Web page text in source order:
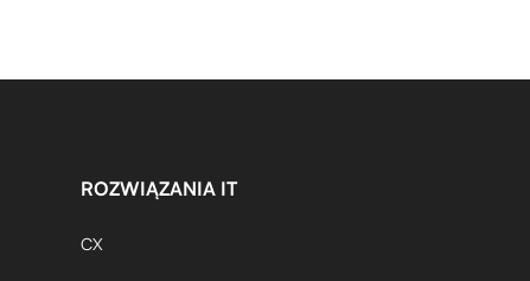
ROZWIĄZANIA IT
CX